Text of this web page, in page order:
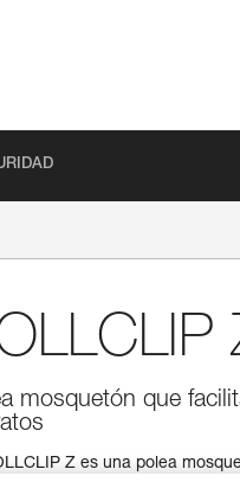
mosquetón que
Z es una polea
para facilitar la instalación en